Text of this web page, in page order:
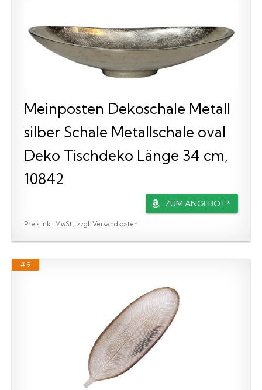
Meinposten Dekoschale Metall
silber Schale Metallschale oval
Deko Tischdeko Länge 34 cm,
10842
ZUM ANGEBOT*
Preis inkl. MwSt., zzgl. Versandkosten
# 9